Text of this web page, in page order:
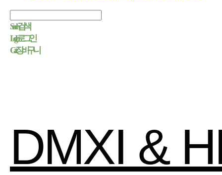
Search검색
Log In로그인
Cart장바구니
DMXI &